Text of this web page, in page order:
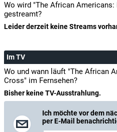
Wo wird "The African
gestreamt?
Leider derzeit keine Streams
Im TV
Wo und wann läuft "The African
Cross" im Fernsehen?
Bisher keine TV-Ausstrahlung.
Ich möchte vor dem
per E-Mail